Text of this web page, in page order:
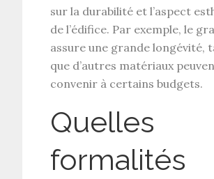
sur la durabilité et l’aspect
de l’édifice. Par exemple, le
assure une grande longévité,
que d’autres matériaux
convenir à certainsbudgets.
Quelles
formalités